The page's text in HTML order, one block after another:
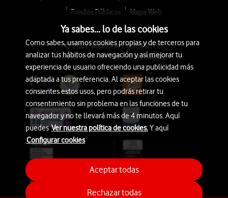
Fondos Públicos
Mapa Web
© 2026 Vodafone España S.A.U.
Avda. América 115, 28042 Madrid
Ya sabes... lo de las cookies
Como sabes, usamos cookies propias y de terceros para
analizar tus hábitos de navegación y así mejorar tu
experiencia de usuario ofreciendo una publicidad más
adaptada a tus preferencia. Al aceptar las cookies
consientes estos usos, pero podrás retirar tu
consentimiento sin problema en las funciones de tu
navegador y no te llevará más de 4 minutos. Aquí
puedesVer nuestra política de cookies.Y aquí
Configurar cookies
Rechazar todas
Aceptar todas